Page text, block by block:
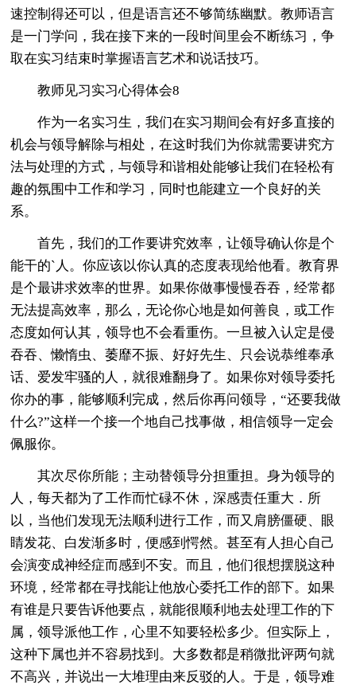
速控制得还可以，但是语言还不够简练幽默。教师语言
是一门学问，我在接下来的一段时间里会不断练习，争
取在实习结束时掌握语言艺术和说话技巧。
教师见习实习心得体会8
作为一名实习生，我们在实习期间会有好多直接的
机会与领导解除与相处，在这时我们为你就需要讲究方
法与处理的方式，与领导和谐相处能够让我们在轻松有
趣的氛围中工作和学习，同时也能建立一个良好的关
系。
首先，我们的工作要讲究效率，让领导确认你是个
能干的`人。你应该以你认真的态度表现给他看。教育界
是个最讲求效率的世界。如果你做事慢慢吞吞，经常都
无法提高效率，那么，无论你心地是如何善良，或工作
态度如何认其，领导也不会看重伤。一旦被入认定是侵
吞吞、懒惰虫、萎靡不振、好好先生、只会说恭维奉承
话、爱发牢骚的人，就很难翻身了。如果你对领导委托
你办的事，能够顺利完成，然后你再问领导，“还要我做
什么?”这样一个接一个地自己找事做，相信领导一定会
佩服你。
其次尽你所能；主动替领导分担重担。身为领导的
人，每天都为了工作而忙碌不休，深感责任重大．所
以，当他们发现无法顺利进行工作，而又肩膀僵硬、眼
睛发花、白发渐多时，便感到愕然。甚至有人担心自己
会演变成神经症而感到不安。而且，他们很想摆脱这种
环境，经常都在寻找能让他放心委托工作的部下。如果
有谁是只要告诉他要点，就能很顺利地去处理工作的下
属，领导派他工作，心里不知要轻松多少。但实际上，
这种下属也并不容易找到。大多数都是稍微批评两句就
不高兴，并说出一大堆理由来反驳的人。于是，领导难